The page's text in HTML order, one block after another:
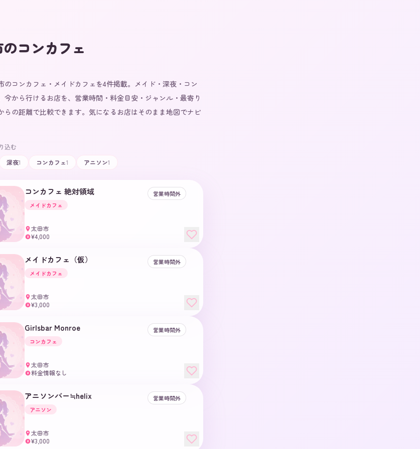
のコンカフェ
のコンカフェ・メイドカフェを4件掲載。メイド・深夜・コン
今から行けるお店を、営業時間・料金目安・ジャンル・最寄り
らの距離で比較できます。気になるお店はそのまま地図でナビ
込む
深夜1 コンカフェ1 アニソン1
コンカフェ 絶対領域
営業時間外
メイドカフェ
太田市
¥ ¥4,000
メイドカフェ（仮）
営業時間外
メイドカフェ
太田市
¥ ¥3,000
Girlsbar Monroe
営業時間外
コンカフェ
太田市
¥ 料金情報なし
アニソンバー≒helix
営業時間外
アニソン
太田市
¥ ¥3,000